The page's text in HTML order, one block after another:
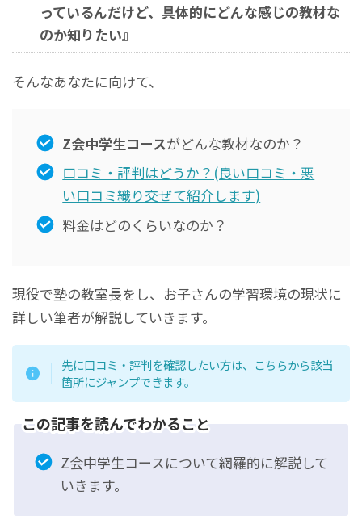
っているんだけど、具体的にどんな感じの教材な
のか知りたい』
そんなあなたに向けて、
Z会中学生コースがどんな教材なのか？
口コミ・評判はどうか？(良い口コミ・悪
い口コミ織り交ぜて紹介します)
料金はどのくらいなのか？
現役で塾の教室長をし、お子さんの学習環境の現状に
詳しい筆者が解説していきます。
先に口コミ・評判を確認したい方は、こちらから該当
箇所にジャンプできます。
この記事を読んでわかること
Z会中学生コースについて網羅的に解説して
いきます。